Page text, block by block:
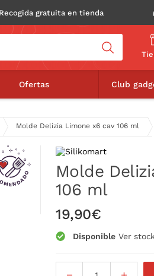
Recogida gratuita en tienda
Ofertas Club
Molde Delizia Limone x6 cav 106 ml
Molde
106 ml
19,90€
Disponible Ver